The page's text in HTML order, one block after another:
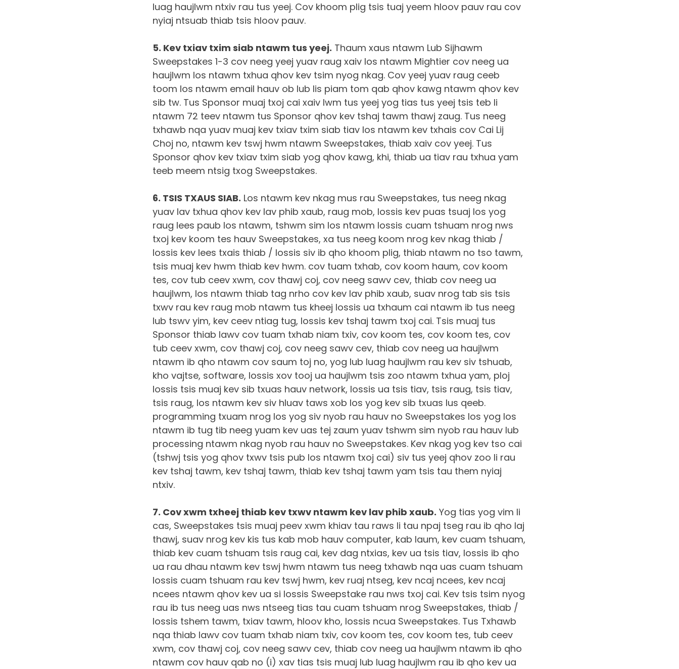
luag haujlwm ntxiv rau tus yeej. Cov khoom plig tsis tuaj yeem hloov pauv rau cov
nyiaj ntsuab thiab tsis hloov pauv.
5. Kev txiav txim siab ntawm tus yeej. Thaum xaus ntawm Lub Sijhawm
Sweepstakes 1-3 cov neeg yeej yuav raug xaiv los ntawm Mightier cov neeg ua
haujlwm los ntawm txhua qhov kev tsim nyog nkag. Cov yeej yuav raug ceeb
toom los ntawm email hauv ob lub lis piam tom qab qhov kawg ntawm qhov kev
sib tw. Tus Sponsor muaj txoj cai xaiv lwm tus yeej yog tias tus yeej tsis teb li
ntawm 72 teev ntawm tus Sponsor qhov kev tshaj tawm thawj zaug. Tus neeg
txhawb nqa yuav muaj kev txiav txim siab tiav los ntawm kev txhais cov Cai Lij
Choj no, ntawm kev tswj hwm ntawm Sweepstakes, thiab xaiv cov yeej. Tus
Sponsor qhov kev txiav txim siab yog qhov kawg, khi, thiab ua tiav rau txhua yam
teeb meem ntsig txog Sweepstakes.
6. TSIS TXAUS SIAB. Los ntawm kev nkag mus rau Sweepstakes, tus neeg nkag
yuav lav txhua qhov kev lav phib xaub, raug mob, lossis kev puas tsuaj los yog
raug lees paub los ntawm, tshwm sim los ntawm lossis cuam tshuam nrog nws
txoj kev koom tes hauv Sweepstakes, xa tus neeg koom nrog kev nkag thiab /
lossis kev lees txais thiab / lossis siv ib qho khoom plig, thiab ntawm no tso tawm,
tsis muaj kev hwm thiab kev hwm. cov tuam txhab, cov koom haum, cov koom
tes, cov tub ceev xwm, cov thawj coj, cov neeg sawv cev, thiab cov neeg ua
haujlwm, los ntawm thiab tag nrho cov kev lav phib xaub, suav nrog tab sis tsis
txwv rau kev raug mob ntawm tus kheej lossis ua txhaum cai ntawm ib tus neeg
lub tswv yim, kev ceev ntiag tug, lossis kev tshaj tawm txoj cai. Tsis muaj tus
Sponsor thiab lawv cov tuam txhab niam txiv, cov koom tes, cov koom tes, cov
tub ceev xwm, cov thawj coj, cov neeg sawv cev, thiab cov neeg ua haujlwm
ntawm ib qho ntawm cov saum toj no, yog lub luag haujlwm rau kev siv tshuab,
kho vajtse, software, lossis xov tooj ua haujlwm tsis zoo ntawm txhua yam, ploj
lossis tsis muaj kev sib txuas hauv network, lossis ua tsis tiav, tsis raug, tsis tiav,
tsis raug, los ntawm kev siv hluav taws xob los yog kev sib txuas lus qeeb.
programming txuam nrog los yog siv nyob rau hauv no Sweepstakes los yog los
ntawm ib tug tib neeg yuam kev uas tej zaum yuav tshwm sim nyob rau hauv lub
processing ntawm nkag nyob rau hauv no Sweepstakes. Kev nkag yog kev tso cai
(tshwj tsis yog qhov txwv tsis pub los ntawm txoj cai) siv tus yeej qhov zoo li rau
kev tshaj tawm, kev tshaj tawm, thiab kev tshaj tawm yam tsis tau them nyiaj
ntxiv.
7. Cov xwm txheej thiab kev txwv ntawm kev lav phib xaub. Yog tias yog vim li
cas, Sweepstakes tsis muaj peev xwm khiav tau raws li tau npaj tseg rau ib qho laj
thawj, suav nrog kev kis tus kab mob hauv computer, kab laum, kev cuam tshuam,
thiab kev cuam tshuam tsis raug cai, kev dag ntxias, kev ua tsis tiav, lossis ib qho
ua rau dhau ntawm kev tswj hwm ntawm tus neeg txhawb nqa uas cuam tshuam
lossis cuam tshuam rau kev tswj hwm, kev ruaj ntseg, kev ncaj ncees, kev ncaj
ncees ntawm qhov kev ua si lossis Sweepstake rau nws txoj cai. Kev tsis tsim nyog
rau ib tus neeg uas nws ntseeg tias tau cuam tshuam nrog Sweepstakes, thiab /
lossis tshem tawm, txiav tawm, hloov kho, lossis ncua Sweepstakes. Tus Txhawb
nqa thiab lawv cov tuam txhab niam txiv, cov koom tes, cov koom tes, tub ceev
xwm, cov thawj coj, cov neeg sawv cev, thiab cov neeg ua haujlwm ntawm ib qho
ntawm cov hauv qab no (i) xav tias tsis muaj lub luag haujlwm rau ib qho kev ua